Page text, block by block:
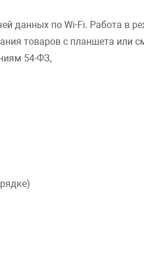
данных по Wi-Fi. Работа в
товаров с планшета или
54-ФЗ,